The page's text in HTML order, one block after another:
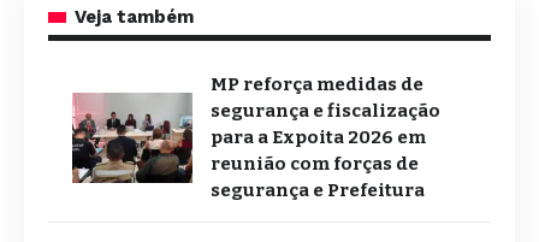
Veja também
MP reforça medidas de
segurança e fiscalização
para a Expoita 2026 em
reunião com forças de
segurança e Prefeitura